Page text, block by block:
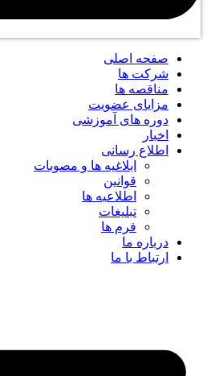
صفحه اصلی
شرکت ها
مناقصه ها
مزایای عضویت
دوره های آموزشی
اخبار
اطلاع رسانی
ابلاغیه ها و مصوبات
قوانین
اطلاعیه ها
تبلیغات
فرم ها
درباره ما
ارتباط با ما